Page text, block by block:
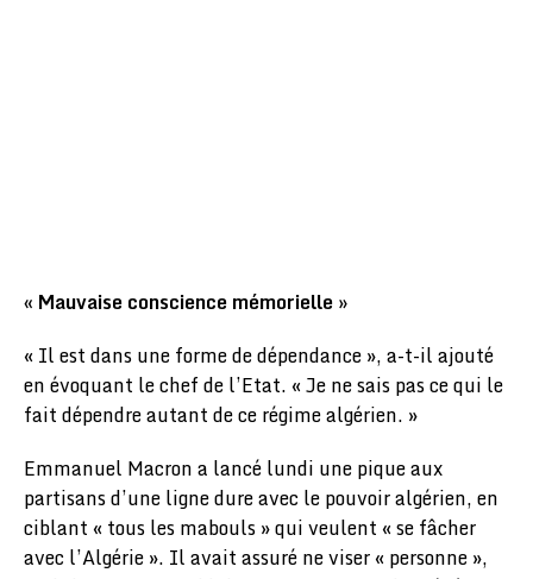
« Mauvaise conscience mémorielle »
« Il est dans une forme de dépendance », a-t-il ajouté
en évoquant le chef de l’Etat. « Je ne sais pas ce qui le
fait dépendre autant de ce régime algérien. »
Emmanuel Macron a lancé lundi une pique aux
partisans d’une ligne dure avec le pouvoir algérien, en
ciblant « tous les mabouls » qui veulent « se fâcher
avec l’Algérie ». Il avait assuré ne viser « personne »,